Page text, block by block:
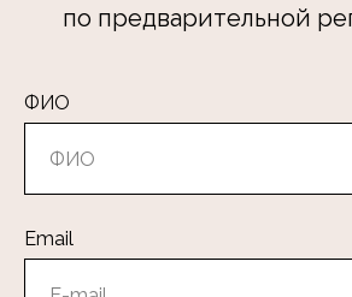
по предварительной
ФИО
Email